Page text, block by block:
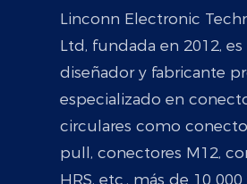
Linconn Electronic
Ltd, fundada en 2012, es
diseñador y fabricante
especializado en
circulares como
pull, conectores M12,
HRS, etc., más de 10